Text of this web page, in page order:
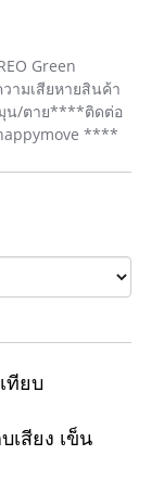
Green
ามเสียหายสินค้า
มุน/ตาย****ติดต่อ
****
ทียบ
เสียง เข็น